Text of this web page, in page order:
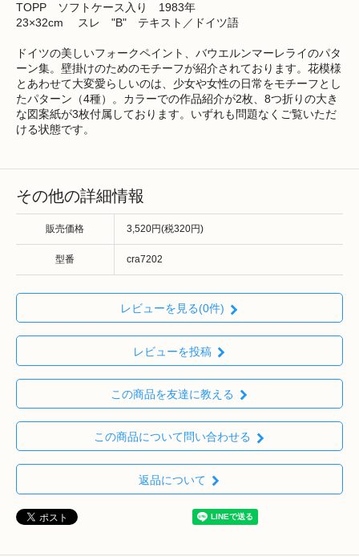
TOPP ソフトケース入り 1983年
23×32cm スレ "B" テキスト／ドイツ語
ドイツの美しいフォークペイント、バウエルンマーレライのパタ
ーン集。壁掛けのためのモチーフが紹介されております。花模様
とあわせて大変愛らしいのは、少女や女性の日常をモチーフとし
たパターン（4種）。カラーでの作品紹介が2枚、8つ折りの大き
な図案紙が3枚付属しております。いずれも問題なくご覧いただ
ける状態です。
その他の詳細情報
販売価格 3,520円(税320円)
型番 cra7202
レビューを見る(0件)
レビューを投稿
この商品を友達に教える
この商品について問い合わせる
返品について